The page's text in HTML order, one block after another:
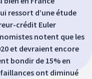
ressort d’une étude
crédit Euler
notent que les
et devraient encore
bondir de 15% en
ont diminué